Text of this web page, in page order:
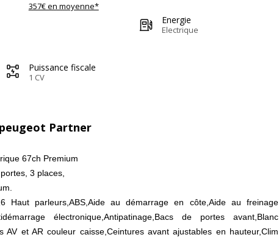
357€ en moyenne*
Energie
Electrique
Puissance fiscale
1 CV
Partner
67ch Premium
3 places,
Haut parleurs,ABS,Aide au démarrage en côte,Aide au freinage
électronique,Antipatinage,Bacs de portes avant,Blanc
AV et AR couleur caisse,Ceintures avant ajustables en hauteur,Clim